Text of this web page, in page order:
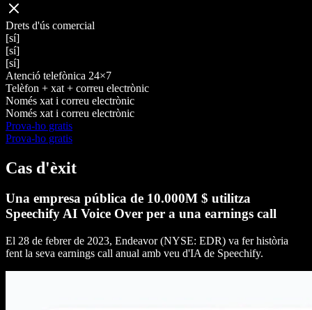
Drets d'ús comercial
[sí]
[sí]
[sí]
Atenció telefònica 24×7
Telèfon + xat + correu electrònic
Només xat i correu electrònic
Només xat i correu electrònic
Prova-ho gratis
Prova-ho gratis
Cas d'èxit
Una empresa pública de 10.000M $ utilitza
Speechify AI Voice Over per a una earnings call
El 28 de febrer de 2023, Endeavor (NYSE: EDR) va fer història
fent la seva earnings call anual amb veu d'IA de Speechify.